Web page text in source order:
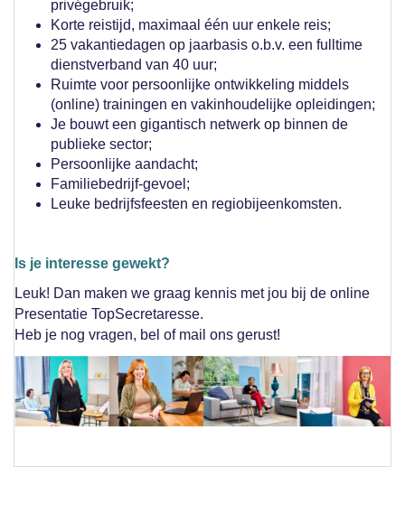
privégebruik;
Korte reistijd, maximaal één uur enkele reis;
25 vakantiedagen op jaarbasis o.b.v. een fulltime
dienstverband van 40 uur;
Ruimte voor persoonlijke ontwikkeling middels
(online) trainingen en vakinhoudelijke opleidingen;
Je bouwt een gigantisch netwerk op binnen de
publieke sector;
Persoonlijke aandacht;
Familiebedrijf-gevoel;
Leuke bedrijfsfeesten en regiobijeenkomsten.
Is je interesse gewekt?
Leuk! Dan maken we graag kennis met jou bij de online
Presentatie TopSecretaresse.
Heb je nog vragen, bel of mail ons gerust!